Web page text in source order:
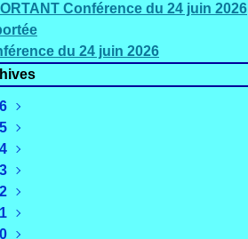
Conférence du 24 juin 2026
du 24 juin 2026
(2)